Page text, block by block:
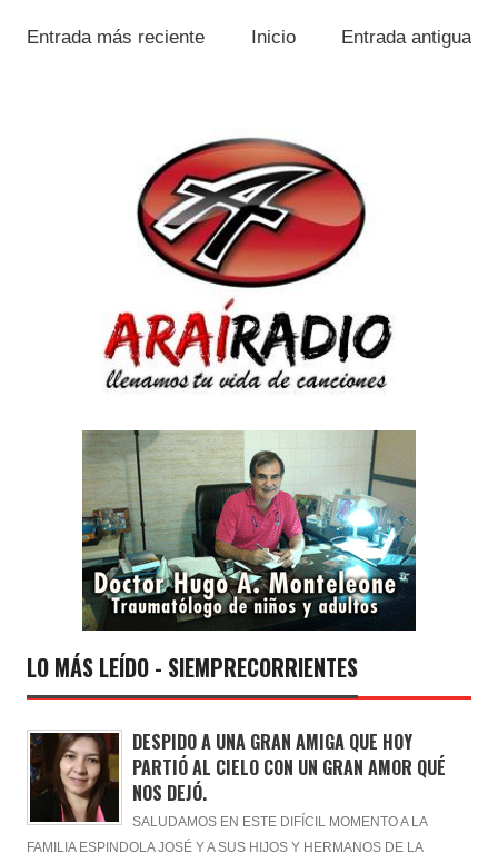
Entrada más reciente Entrada antigua
Inicio
LO MÁS LEÍDO - SIEMPRECORRIENTES
DESPIDO A UNA GRAN AMIGA QUE HOY
PARTIÓ AL CIELO CON UN GRAN AMOR QUÉ
NOS DEJÓ.
SALUDAMOS EN ESTE DIFÍCIL MOMENTO A LA
FAMILIA ESPINDOLA JOSÉ Y A SUS HIJOS Y HERMANOS DE LA